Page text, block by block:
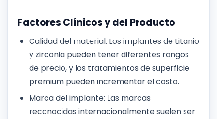
Factores Clínicos y del Producto
Calidad del material: Los implantes de titanio
y zirconia pueden tener diferentes rangos
de precio, y los tratamientos de superficie
premium pueden incrementar el costo.
Marca del implante: Las marcas
reconocidas internacionalmente suelen ser